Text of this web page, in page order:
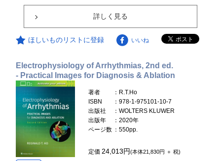
詳しく見る
ほしいものリストに登録 いいね
Electrophysiology of Arrhythmias, 2nd ed.
- Practical Images for Diagnosis & Ablation
著者
：R.T.Ho
ISBN
：978-1-975101-10-7
出版社
：WOLTERS KLUWER
出版年
：2020年
ページ数 ：550pp.
定価24,013円(本体21,830円 ＋ 税)